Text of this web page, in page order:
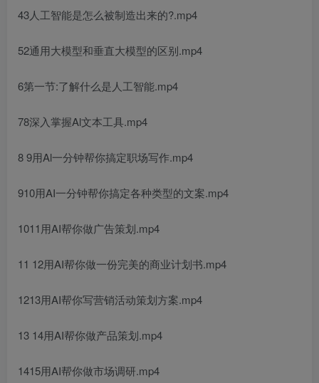
43人工智能是怎么被制造出来的?.mp4
52通用大模型和垂直大模型的区别.mp4
6第一节:了解什么是人工智能.mp4
78深入掌握Al文本工具.mp4
8 9用Al一分钟帮你搞定职场写作.mp4
910用AI一分钟帮你搞定各种类型的文案.mp4
1011用AI帮你做广告策划.mp4
11 12用AI帮你做一份完美的商业计划书.mp4
1213用AI帮你写营销活动策划方案.mp4
13 14用AI帮你做产品策划.mp4
1415用AI帮你做市场调研.mp4